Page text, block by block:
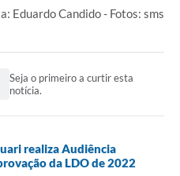
Eduardo Candido - Fotos: sms
Seja o primeiro a curtir esta
notícia.
realiza Audiência
da LDO de 2022